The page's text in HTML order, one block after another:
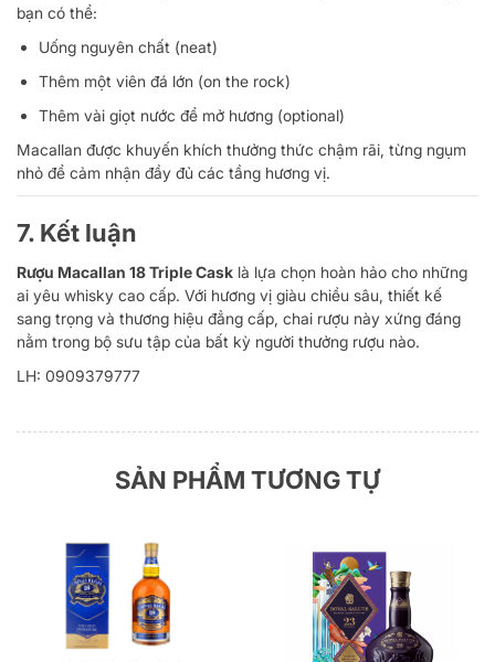
bạn có thể:
Uống nguyên chất (neat)
Thêm một viên đá lớn (on the rock)
Thêm vài giọt nước để mở hương (optional)
Macallan được khuyến khích thưởng thức chậm rãi, từng ngụm
nhỏ để cảm nhận đầy đủ các tầng hương vị.
7. Kết luận
Rượu Macallan 18 Triple Cask là lựa chọn hoàn hảo cho những
ai yêu whisky cao cấp. Với hương vị giàu chiều sâu, thiết kế
sang trọng và thương hiệu đẳng cấp, chai rượu này xứng đáng
nằm trong bộ sưu tập của bất kỳ người thưởng rượu nào.
LH: 0909379777
SẢN PHẨM TƯƠNG TỰ